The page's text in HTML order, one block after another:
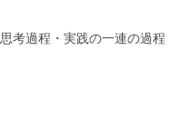
考過程・実践の一連の過程